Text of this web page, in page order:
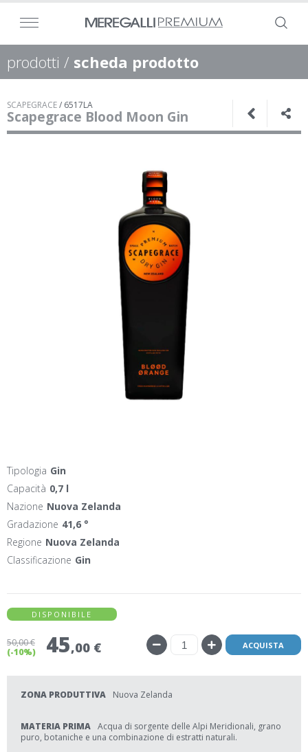
prodotti / scheda prodotto
SCAPEGRACE/ 6517LA
Scapegrace Blood Moon Gin
Tipologia Gin
Capacità 0,7 l
Nazione Nuova Zelanda
Gradazione 41,6 °
Regione Nuova Zelanda
Classificazione Gin
DISPONIBILE
50,00 €
(-10%)
45,00 € ACQUISTA
ZONA PRODUTTIVA Nuova Zelanda
MATERIA PRIMA Acqua di sorgente delle Alpi Meridionali, grano
puro, botaniche e una combinazione di estratti naturali.